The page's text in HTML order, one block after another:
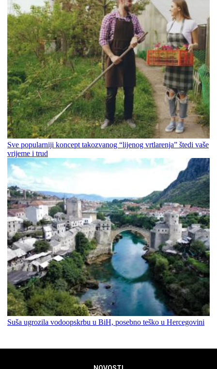
Sve popularniji koncept takozvanog “lijenog vrtlarenja” štedi vaše
vrijeme i trud
Suša ugrozila vodoopskrbu u BiH, posebno teško u Hercegovini